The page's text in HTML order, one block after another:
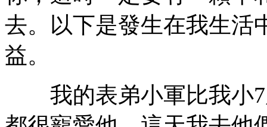
去。以下是發生在我生活
益。
我的表弟小軍比我小7